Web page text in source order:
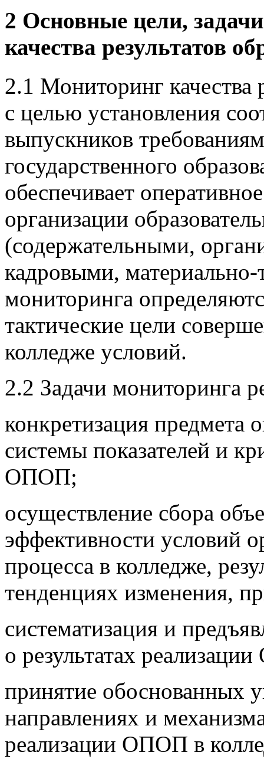
2 Основные цели,
качества результатов
2.1 Мониторинг
с целью установления
выпускников
государственного
обеспечивает
организации
(содержательными,
кадровыми,
мониторинга
тактические цели
колледже условий.
2.2 Задачи мониторинга
конкретизация предмета
системы показателей и
ОПОП;
осуществление сбора
эффективности условий
процесса в колледже,
тенденциях изменения,
систематизация и
о результатах
принятие обоснованных
направлениях и
реализации ОПОП в